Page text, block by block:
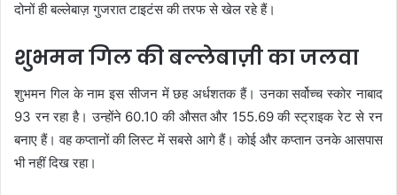
दोनों ही बल्लेबाज़ गुजरात टाइटंस की तरफ से खेल रहे हैं।
शुभमन गिल की बल्लेबाज़ी का जलवा
शुभमन गिल के नाम इस सीजन में छह अर्धशतक हैं। उनका सर्वोच्च स्कोर नाबाद
93 रन रहा है। उन्होंने 60.10 की औसत और 155.69 की स्ट्राइक रेट से रन
बनाए हैं। वह कप्तानों की लिस्ट में सबसे आगे हैं। कोई और कप्तान उनके आसपास
भी नहीं दिख रहा।